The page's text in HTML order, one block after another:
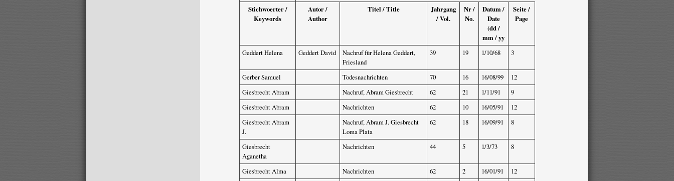
Stichwoerter /
Keywords
Autor /
Author
Titel / Title
Jahrgang
/ Vol.
Nr /
No.
Datum /
Date
(dd /
mm / yy
Seite /
Page
Geddert Helena Geddert David
Nachruf für Helena Geddert,
Friesland
39 19 1/10/68 3
Gerber Samuel Todesnachrichten 70 16 16/08/99
12
Giesbrecht Abram
Nachruf, Abram Giesbrecht 62 21 1/11/91
9
Giesbrecht Abram
Nachrichten 62 10 16/05/91
12
Giesbrecht Abram
J.
Nachruf, Abram J. Giesbrecht
Loma Plata
62 18 16/09/91 8
Giesbrecht
Aganetha
Nachrichten 44 5 1/3/73 8
Giesbrecht Alma Nachrichten 62 2 16/01/91
12